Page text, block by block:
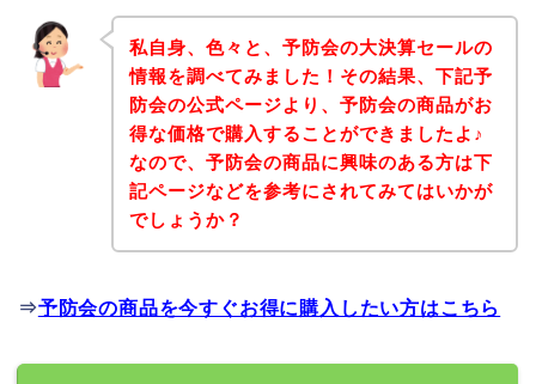
私自身、色々と、予防会の大決算セールの
情報を調べてみました！その結果、下記予
防会の公式ページより、予防会の商品がお
得な価格で購入することができましたよ♪
なので、予防会の商品に興味のある方は下
記ページなどを参考にされてみてはいかが
でしょうか？
⇒予防会の商品を今すぐお得に購入したい方はこちら